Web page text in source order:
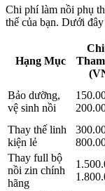
Chi phí làm nồi phụ
thế của bạn. Dưới
Hạng Mục
Bảo dưỡng,
vệ sinh nồi
Thay thế linh
kiện lẻ
Thay full bộ
nồi zin chính
hãng